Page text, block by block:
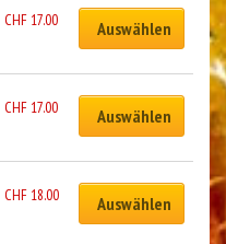
CHF 17.00 Auswählen
CHF 17.00 Auswählen
CHF 18.00 Auswählen